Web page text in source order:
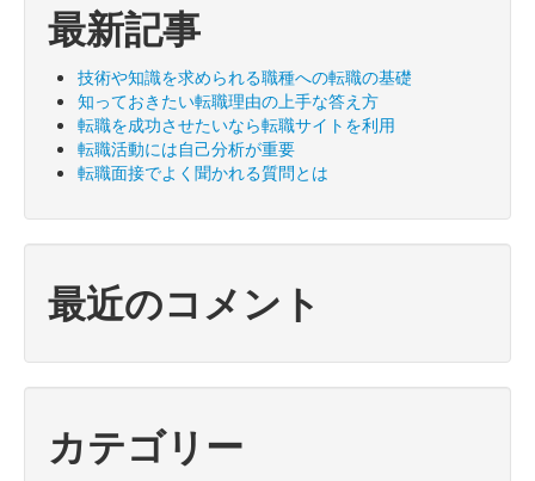
最新記事
技術や知識を求められる職種への転職の基礎
知っておきたい転職理由の上手な答え方
転職を成功させたいなら転職サイトを利用
転職活動には自己分析が重要
転職面接でよく聞かれる質問とは
最近のコメント
カテゴリー